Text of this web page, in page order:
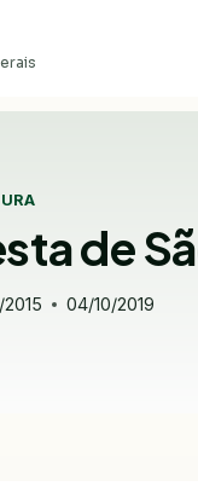
de
04/10/2019